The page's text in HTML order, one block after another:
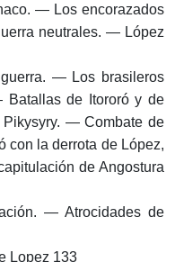
— Los encorazados
neutrales. — López
— Los brasileros
Batallas de Itororó y de
— Combate de
con la derrota de López,
de Angostura
— Atrocidades de
Lopez 133